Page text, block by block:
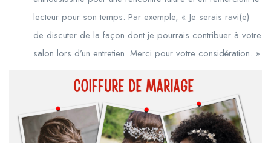
lecteur pour son temps. Par exemple, « Je serais ravi(e)
de discuter de la façon dont je pourrais contribuer à votre
salon lors d’un entretien. Merci pour votre considération. »